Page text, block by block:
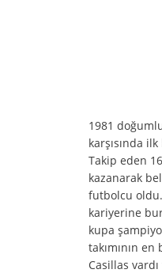
1981
karşısında
Takip eden
kazanarak
futbolcu oldu.
kariyerine
kupa
takımının
Casillas